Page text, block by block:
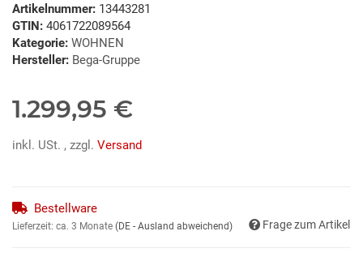
Artikelnummer: 13443281
GTIN: 4061722089564
Kategorie: WOHNEN
Hersteller: Bega-Gruppe
1.299,95 €
inkl. USt. , zzgl. Versand
Bestellware
Lieferzeit: ca. 3 Monate (DE - Ausland abweichend) Frage zum Artikel